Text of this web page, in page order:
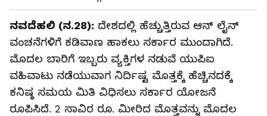
ನವದೆಹಲಿ (ನ.28): ದೇಶದಲ್ಲಿ ಹೆಚ್ಚುತ್ತಿರುವ ಆನ್ ಲೈನ್
ವಂಚನೆಗಳಿಗೆ ಕಡಿವಾಣ ಹಾಕಲು ಸರ್ಕಾರ ಮುಂದಾಗಿದೆ.
ಮೊದಲ ಬಾರಿಗೆ ಇಬ್ಬರು ವ್ಯಕ್ತಿಗಳ ನಡುವೆ ಯುಪಿಐ
ವಹಿವಾಟು ನಡೆಯುವಾಗ ನಿರ್ದಿಷ್ಟ ಮೊತ್ತಕ್ಕೆ ಹೆಚ್ಚಿನದಕ್ಕೆ
ಕನಿಷ್ಠ ಸಮಯ ಮಿತಿ ವಿಧಿಸಲು ಸರ್ಕಾರ ಯೋಜನೆ
ರೂಪಿಸಿದೆ. 2 ಸಾವಿರ ರೂ. ಮೀರಿದ ಮೊತ್ತವನ್ನು ಮೊದಲ